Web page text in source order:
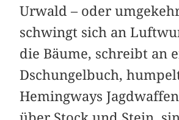
Urwald – oder
schwingt sich an
die Bäume, schreibt an
Dschungelbuch,
Hemingways